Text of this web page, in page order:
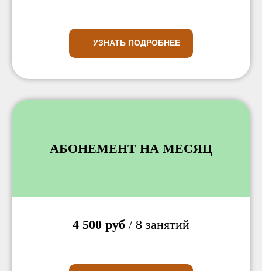
УЗНАТЬ ПОДРОБНЕЕ
АБОНЕМЕНТ НА МЕСЯЦ
4 500 руб / 8 занятий